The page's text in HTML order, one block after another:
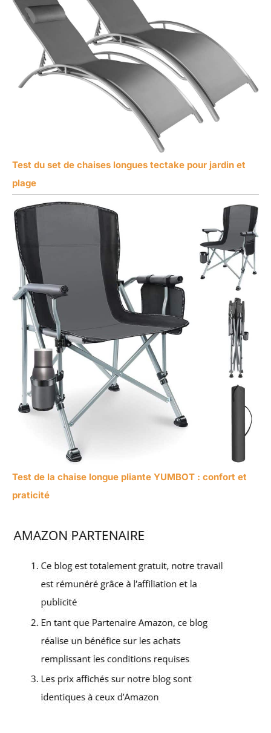
Test du set de chaises longues tectake pour jardin et
plage
Test de la chaise longue pliante YUMBOT : confort et
praticité